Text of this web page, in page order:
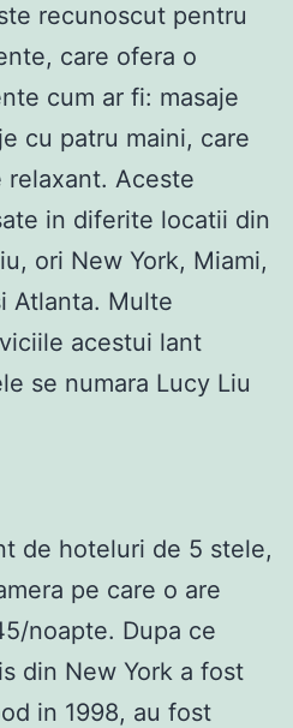
recunoscut pentru
care ofera o
cum ar fi: masaje
cu patru maini, care
relaxant. Aceste
in diferite locatii din
ori New York, Miami,
Atlanta. Multe
acestui lant
se numara Lucy Liu
de hoteluri de 5 stele,
pe care o are
noapte. Dupa ce
din New York a fost
in 1998, au fost